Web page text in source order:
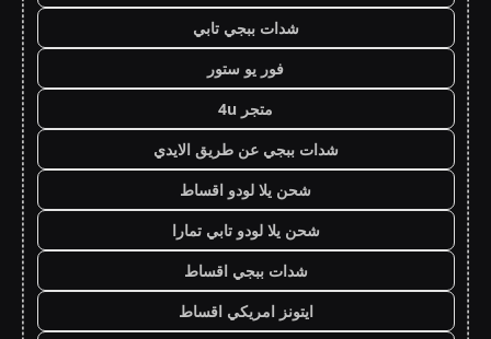
شدات ببجي تابي
فور يو ستور
متجر 4u
شدات ببجي عن طريق الايدي
شحن يلا لودو اقساط
شحن يلا لودو تابي تمارا
شدات ببجي اقساط
ايتونز امريكي اقساط